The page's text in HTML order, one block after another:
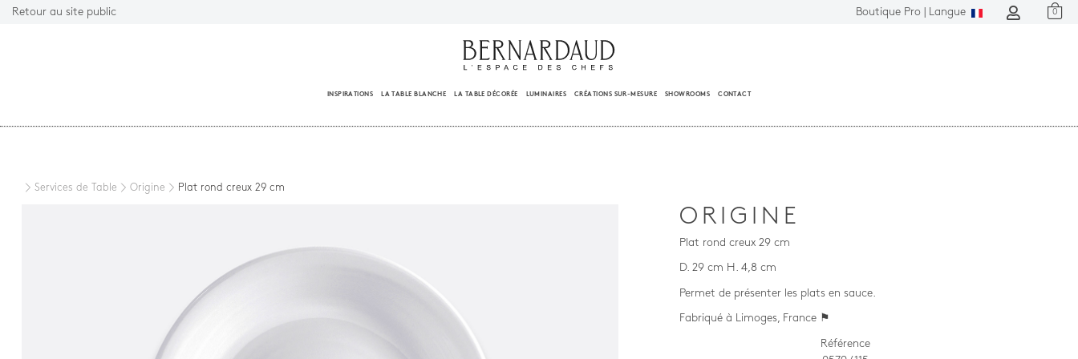
Retour au site public Boutique Pro | Langue 0
INSPIRATIONS LA TABLE BLANCHE LA TABLE DÉCORÉE LUMINAIRES CRÉATIONS SUR-MESURE SHOWROOMS CONTACT
Services de Table Origine Plat rond creux 29 cm
ORIGINE
Plat rond creux 29 cm
D. 29 cm H. 4,8 cm
Permet de présenter les plats en sauce.
Fabriqué à Limoges, France ⚑
Référence